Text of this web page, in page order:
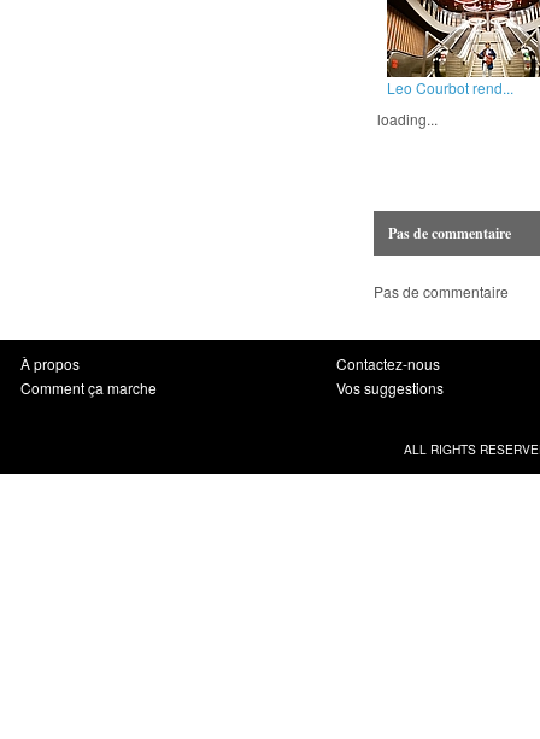
Leo Courbot rend...
loading...
Pas de commentaire
Pas de commentaire
À propos
Comment ça marche
Contactez-nous
Vos suggestions
ALL RIGHTS